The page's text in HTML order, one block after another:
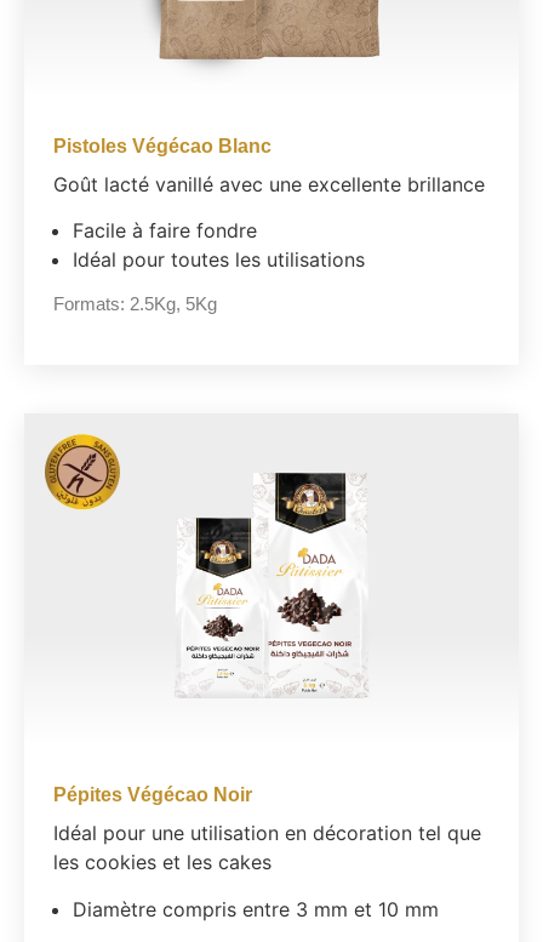
Pistoles Végécao Blanc
Goût lacté vanillé avec une excellente brillance
Facile à faire fondre
Idéal pour toutes les utilisations
Formats: 2.5Kg, 5Kg
Pépites Végécao Noir
Idéal pour une utilisation en décoration tel que
les cookies et les cakes
Diamètre compris entre 3 mm et 10 mm